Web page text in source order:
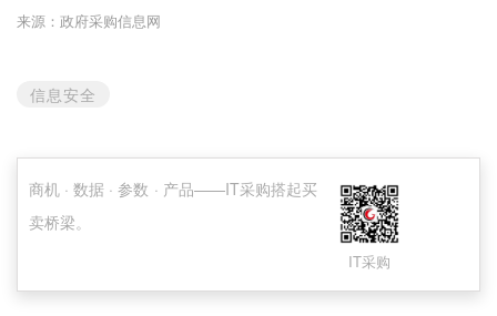
确，关键信息基础设施是指公共通信和信息服
务、能源、交通、水利、金融、公共服务、电子
政务、国防科技工业等重要行业和领域的，以及
来源：政府采购信息网
信息安全
商机 · 数据 · 参数 · 产品——IT采购搭起买
卖桥梁。
IT采购